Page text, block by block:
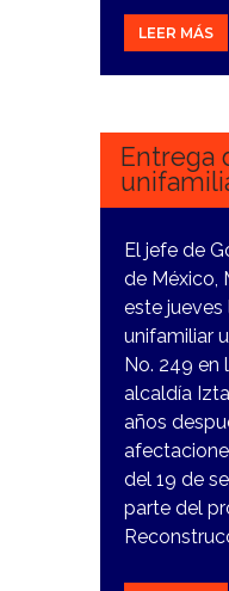
LEER MÁS
9
Entrega
El jefe de
de México,
este jueves
unifamiliar
No. 249 en
alcaldía
años
del 19 de
parte del